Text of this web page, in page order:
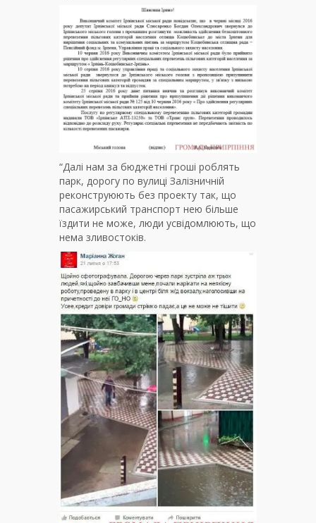
“Далі нам за бюджетні гроші роблять
парк, дорогу по вулиці Залізничній
реконструюють без проекту так, що
пасажирський транспорт нею більше
їздити не може, люди усвідомлюють, що
нема зливостоків.